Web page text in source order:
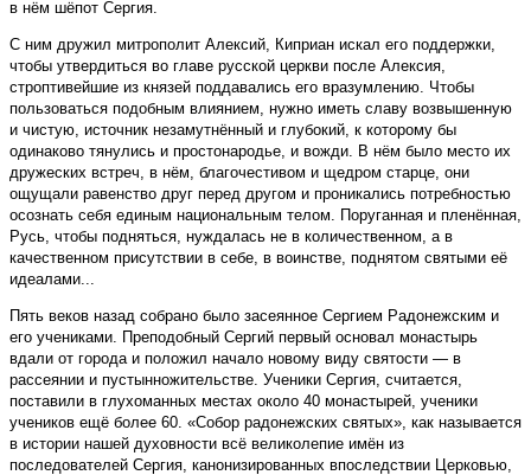
в нём шёпот Сергия.
С ним дружил митрополит Алексий, Киприан искал его поддержки,
чтобы утвердиться во главе русской церкви после Алексия,
строптивейшие из князей поддавались его вразумлению. Чтобы
пользоваться подобным влиянием, нужно иметь славу возвышенную
и чистую, источник незамутнённый и глубокий, к которому бы
одинаково тянулись и простонародье, и вожди. В нём было место их
дружеских встреч, в нём, благочестивом и щедром старце, они
ощущали равенство друг перед другом и проникались потребностью
осознать себя единым национальным телом. Поруганная и пленённая,
Русь, чтобы подняться, нуждалась не в количественном, а в
качественном присутствии в себе, в воинстве, поднятом святыми её
идеалами...
Пять веков назад собрано было засеянное Сергием Радонежским и
его учениками. Преподобный Сергий первый основал монастырь
вдали от города и положил начало новому виду святости — в
рассеянии и пустынножительстве. Ученики Сергия, считается,
поставили в глухоманных местах около 40 монастырей, ученики
учеников ещё более 60. «Собор радонежских святых», как называется
в истории нашей духовности всё великолепие имён из
последователей Сергия, канонизированных впоследствии Церковью,